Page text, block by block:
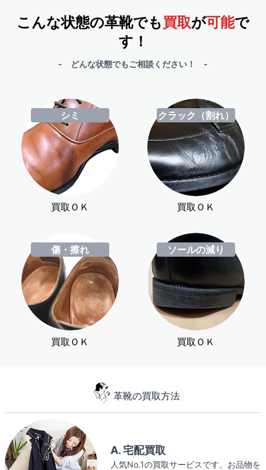
こんな状態の革靴でも買取が可能で
す！
- どんな状態でもご相談ください！ -
シミ
買取ＯＫ
クラック（割れ）
買取ＯＫ
傷・擦れ
買取ＯＫ
ソールの減り
買取ＯＫ
革靴の買取方法
A. 宅配買取
人気No.1の買取サービスです。お品物を